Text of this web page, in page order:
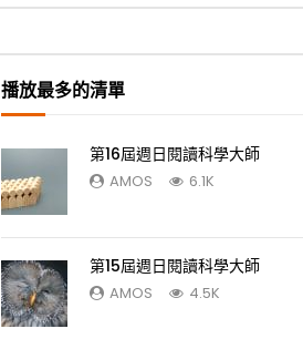
播放最多的清單
第16屆週日閱讀科學大師
AMOS 6.1K
第15屆週日閱讀科學大師
AMOS 4.5K